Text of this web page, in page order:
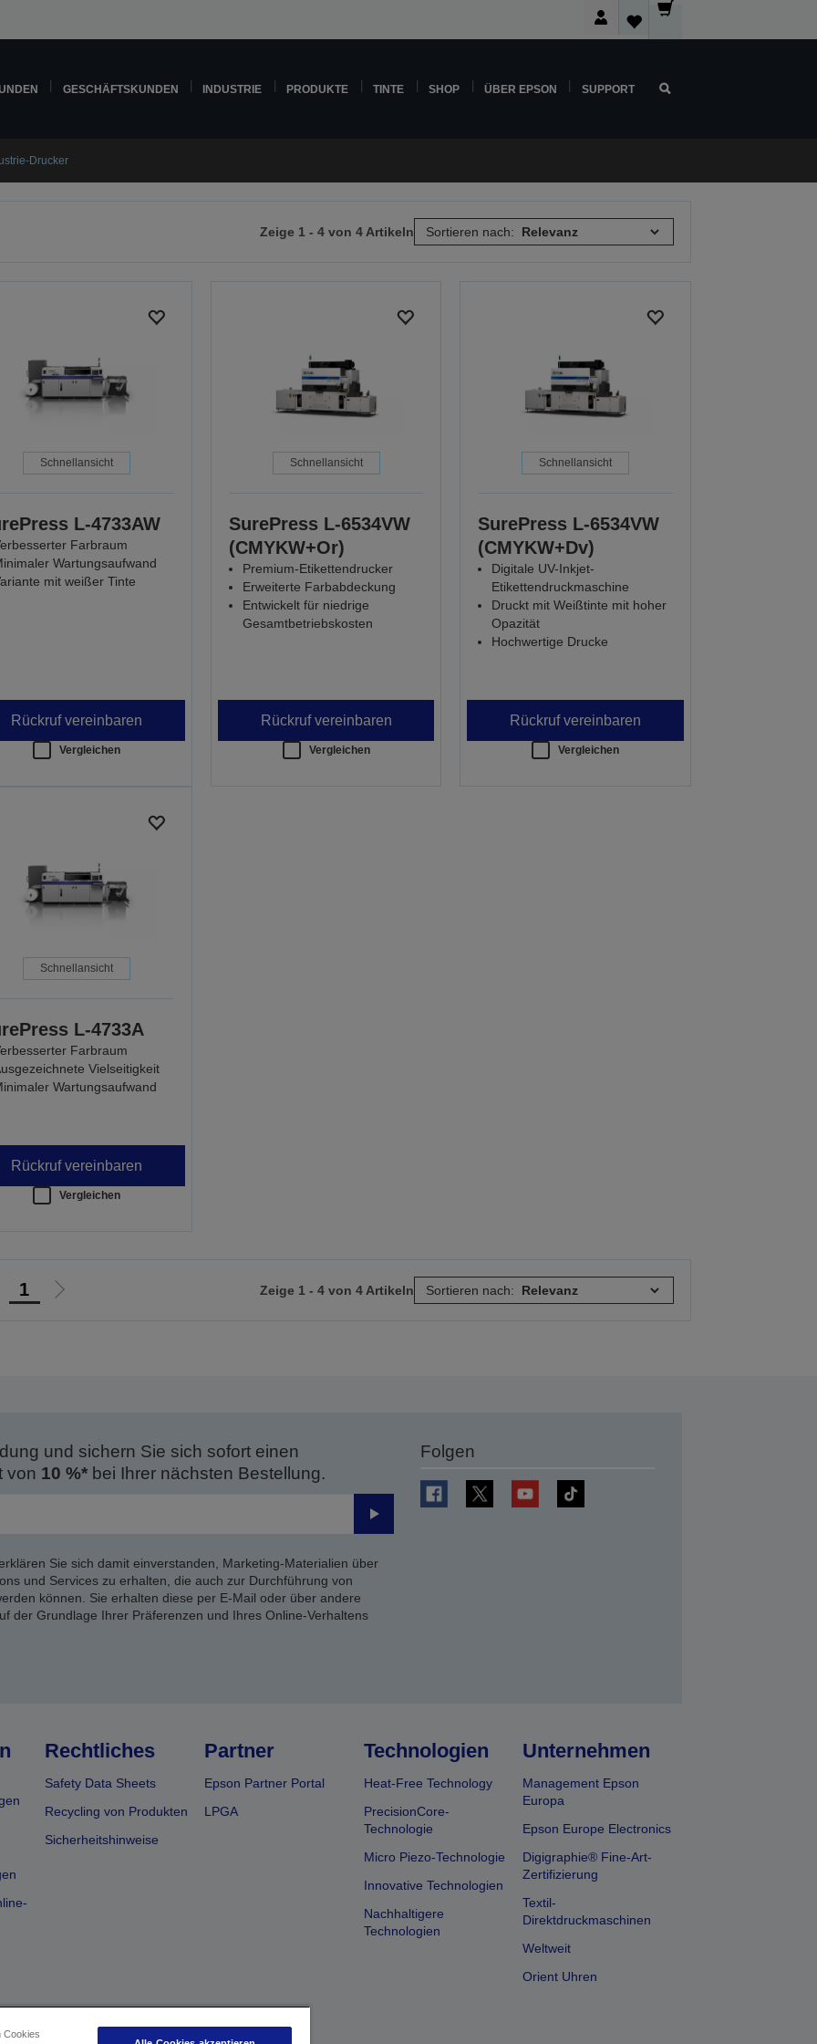
GESCHÄFTSKUNDEN INDUSTRIE PRODUKTE TINTE SHOP ÜBER EPSON SUPPORT
Drucker
Zeige 1 - 4 von 4 Artikeln Sortieren nach:
Schnellansicht
L-4733AW
Farbraum
Wartungsaufwand
mit weißer Tinte
Rückruf vereinbaren
Vergleichen
Schnellansicht
SurePress L-6534VW
(CMYKW+Or)
Premium-Etikettendrucker
Erweiterte Farbabdeckung
Entwickelt für niedrige
Gesamtbetriebskosten
Rückruf vereinbaren
Vergleichen
Schnellansicht
SurePress L-6534VW
(CMYKW+Dv)
Digitale UV-Inkjet-
Etikettendruckmaschine
Druckt mit Weißtinte mit hoher
Opazität
Hochwertige Drucke
Rückruf vereinbaren
Vergleichen
Schnellansicht
L-4733A
Farbraum
Vielseitigkeit
Wartungsaufwand
Rückruf vereinbaren
Vergleichen
1
Zur
Zeige 1 - 4 von 4 Artikeln Sortieren nach:
und sichern Sie sich sofort einen
von 10 %*bei Ihrer nächsten Bestellung.
Senden
Sie sich damit einverstanden, Marketing-Materialien über
und Services zu erhalten, die auch zur Durchführung von
können. Sie erhalten diese per E-Mail oder über andere
der Grundlage Ihrer Präferenzen und Ihres Online-Verhaltens
Folgen
Rechtliches
Safety Data Sheets
Recycling von Produkten
Sicherheitshinweise
Partner
Epson Partner Portal
LPGA
Technologien
Heat-Free Technology
PrecisionCore-
Technologie
Micro Piezo-Technologie
Innovative Technologien
Nachhaltigere
Technologien
Unternehmen
Management Epson
Europa
Epson Europe Electronics
Digigraphie® Fine-Art-
Zertifizierung
Textil-
Direktdruckmaschinen
Weltweit
Orient Uhren
Cookies